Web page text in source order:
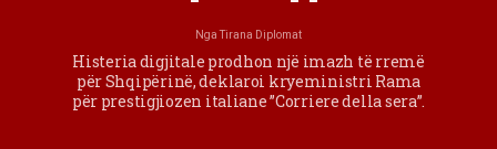
Nga Tirana Diplomat
Histeria digjitale prodhon një imazh të rremë
për Shqipërinë, deklaroi kryeministri Rama
për prestigjiozen italiane ”Corriere della sera”.